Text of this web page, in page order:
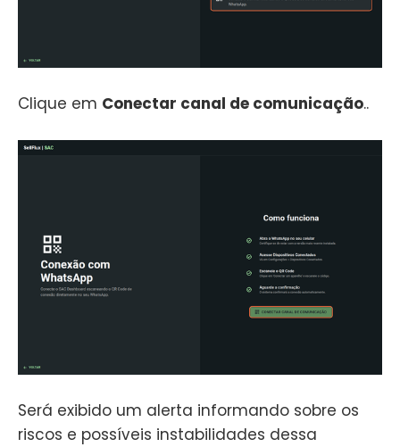
Clique em Conectar canal de comunicação..
Será exibido um alerta informando sobre os
riscos e possíveis instabilidades dessa